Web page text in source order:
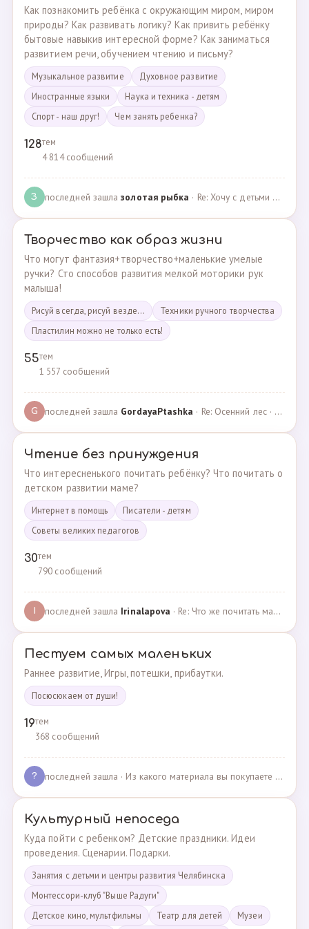
Как познакомить ребёнка с окружающим миром, миром
природы? Как развивать логику? Как привить ребёнку
бытовые навыкив интересной форме? Как заниматься
развитием речи, обучением чтению и письму?
Музыкальное развитие
Духовное развитие
Иностранные языки
Наука и техника - детям
Спорт - наш друг!
Чем занять ребенка?
128тем
4 814 сообщений
З последней зашлазолотая рыбка · Re: Хочу с детьми поехать на следующей неделе в Сан… · 19.05.2024
Творчество как образ жизни
Что могут фантазия+творчество+маленькие умелые
ручки? Сто способов развития мелкой моторики рук
малыша!
Рисуй всегда, рисуй везде...
Техники ручного творчества
Пластилин можно не только есть!
55тем
1 557 сообщений
G последней зашла GordayaPtashka · Re: Осенний лес · 05.05.2022
Чтение без принуждения
Что интересненького почитать ребёнку? Что почитать о
детском развитии маме?
Интернет в помощь
Писатели - детям
Советы великих педагогов
30тем
790 сообщений
последней зашла Irinalapova · Re: Что же почитать маме о правильном воспитании ре? · 23.02.2025
Пестуем самых маленьких
Раннее развитие, Игры, потешки, прибаутки.
Посюсюкаем от души!
19тем
368 сообщений
? последней зашла · Из какого материала вы покупаете одежду для своих д… · 03.05.2025
Культурный непоседа
Куда пойти с ребенком? Детские праздники. Идеи
проведения. Сценарии. Подарки.
Занятия с детьми и центры развития Челябинска
Монтессори-клуб "Выше Радуги"
Детское кино, мультфильмы
Театр для детей
Музеи